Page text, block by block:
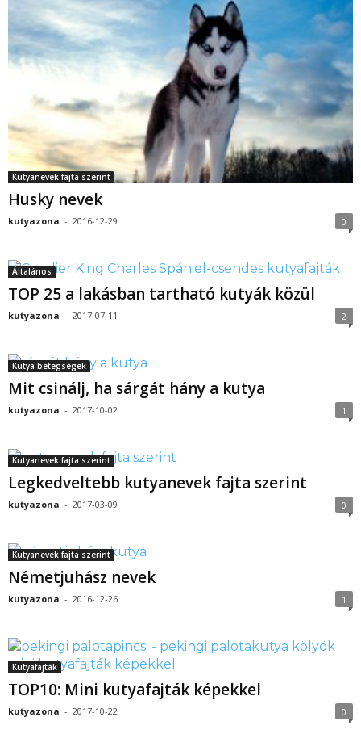
Kutyanevek fajta szerint
Husky nevek
kutyazona - 2016-12-29 0
Általános
TOP 25 a lakásban tartható kutyák közül
kutyazona - 2017-07-11 2
Kutya betegségek
Mit csinálj, ha sárgát hány a kutya
kutyazona - 2017-10-02 1
Kutyanevek fajta szerint
Legkedveltebb kutyanevek fajta szerint
kutyazona - 2017-03-09 0
Kutyanevek fajta szerint
Németjuhász nevek
kutyazona - 2016-12-26 1
Kutyafajták
TOP10: Mini kutyafajták képekkel
kutyazona - 2017-10-22 0